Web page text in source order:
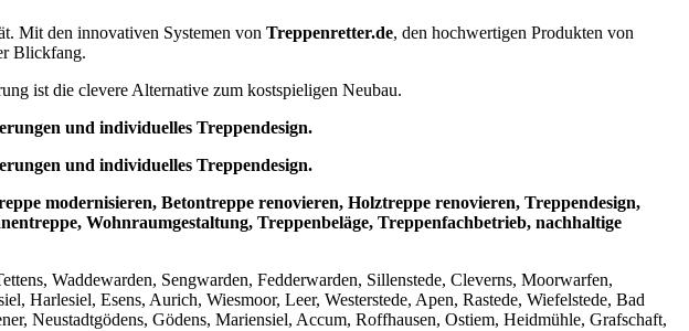
Mit den innovativen Systemen von Treppenretter.de, den hochwertigen Produkten von
Blickfang.
ist die clevere Alternative zum kostspieligen Neubau.
und individuelles Treppendesign.
und individuelles Treppendesign.
modernisieren, Betontreppe renovieren, Holztreppe renovieren, Treppendesign,
Wohnraumgestaltung, Treppenbeläge, Treppenfachbetrieb, nachhaltige
Waddewarden, Sengwarden, Fedderwarden, Sillenstede, Cleverns, Moorwarfen,
Harlesiel, Esens, Aurich, Wiesmoor, Leer, Westerstede, Apen, Rastede, Wiefelstede, Bad
Neustadtgödens, Gödens, Mariensiel, Accum, Roffhausen, Ostiem, Heidmühle, Grafschaft,